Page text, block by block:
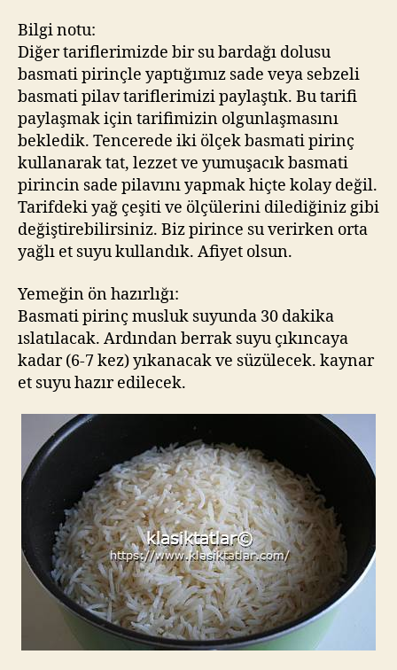
Bilgi notu:
Diğer tariflerimizde bir su bardağı dolusu
basmati pirinçle yaptığımız sade veya sebzeli
basmati pilav tariflerimizi paylaştık. Bu tarifi
paylaşmak için tarifimizin olgunlaşmasını
bekledik. Tencerede iki ölçek basmati pirinç
kullanarak tat, lezzet ve yumuşacık basmati
pirincin sade pilavını yapmak hiçte kolay değil.
Tarifdeki yağ çeşiti ve ölçülerini dilediğiniz gibi
değiştirebilirsiniz. Biz pirince su verirken orta
yağlı et suyu kullandık. Afiyet olsun.
Yemeğin ön hazırlığı:
Basmati pirinç musluk suyunda 30 dakika
ıslatılacak. Ardından berrak suyu çıkıncaya
kadar (6-7 kez) yıkanacak ve süzülecek. kaynar
et suyu hazır edilecek.